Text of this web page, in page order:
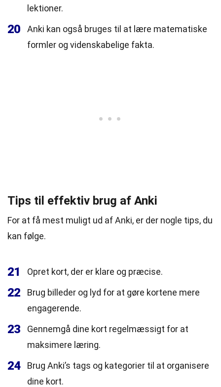
lektioner.
20
Anki kan også bruges til at lære matematiske
formler og videnskabelige fakta.
Tips til effektiv brug af Anki
For at få mest muligt ud af Anki, er der nogle tips, du
kan følge.
21 Opret kort, der er klare og præcise.
22
Brug billeder og lyd for at gøre kortene mere
engagerende.
23
Gennemgå dine kort regelmæssigt for at
maksimere læring.
24
Brug Anki’s tags og kategorier til at organisere
dine kort.